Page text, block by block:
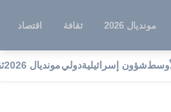
مونديال 2026 ثقافة اقتصاد
شؤون إسرائيليةدوليمونديال 2026